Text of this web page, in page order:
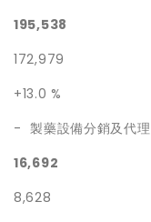
195,538
172,979
+13.0 %
- 製藥設備分銷及代理
16,692
8,628